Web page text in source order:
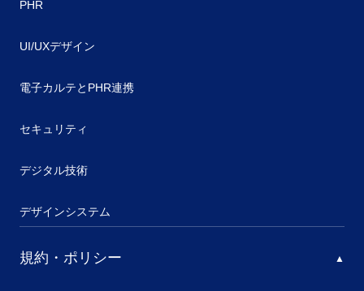
PHR
UI/UXデザイン
電子カルテとPHR連携
セキュリティ
デジタル技術
デザインシステム
規約・ポリシー